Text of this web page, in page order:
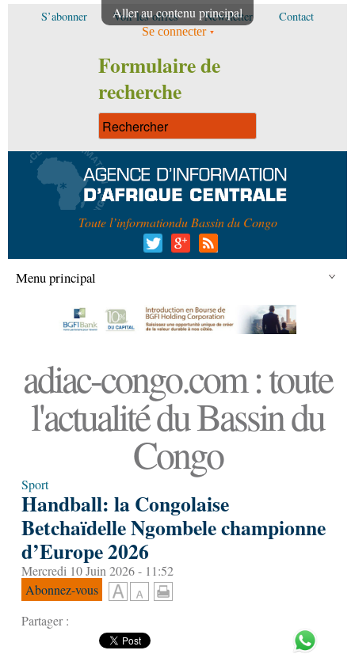
Aller au contenu principal
S’abonner Voir les offres Newsletter Contact
Se connecter
Formulaire de
recherche
Toute l’informationdu Bassin du Congo
Menu principal
adiac-congo.com : toute
l'actualité du Bassin du
Congo
Sport
Handball: la Congolaise
Betchaïdelle Ngombele championne
d’Europe 2026
Mercredi 10 Juin 2026 - 11:52
Abonnez-vous
Partager :